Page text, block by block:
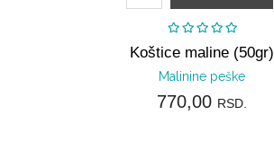
Koštice maline (50gr)
Malinine peške
770,00 RSD.